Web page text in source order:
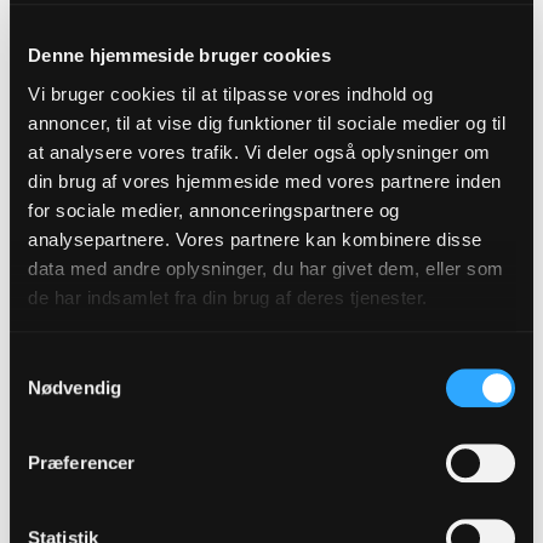
Denne hjemmeside bruger cookies
Vi bruger cookies til at tilpasse vores indhold og
annoncer, til at vise dig funktioner til sociale medier og til
at analysere vores trafik. Vi deler også oplysninger om
din brug af vores hjemmeside med vores partnere inden
for sociale medier, annonceringspartnere og
analysepartnere. Vores partnere kan kombinere disse
data med andre oplysninger, du har givet dem, eller som
de har indsamlet fra din brug af deres tjenester.
Nødvendig
Præferencer
Statistik
personoplysninger.
Se instruksen
Rejseudgifter og
diæter
Inderetning af rejseudgifter og